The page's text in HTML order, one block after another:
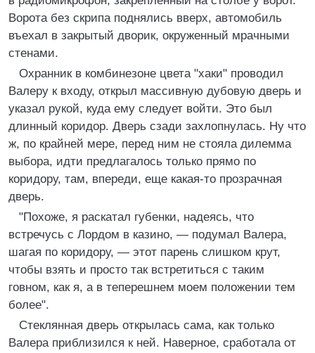
Ворота без скрипа поднялись вверх, автомобиль
въехал в закрытый дворик, окруженный мрачными
стенами.
Охранник в комбинезоне цвета "хаки" проводил
Валеру к входу, открыл массивную дубовую дверь и
указал рукой, куда ему следует войти. Это был
длинный коридор. Дверь сзади захлопнулась. Ну что
ж, по крайней мере, перед ним не стояла дилемма
выбора, идти предлагалось только прямо по
коридору, там, впереди, еще какая-то прозрачная
дверь.
"Похоже, я раскатал губенки, надеясь, что
встречусь с Лордом в казино, — подумал Валера,
шагая по коридору, — этот парень слишком крут,
чтобы взять и просто так встретиться с таким
говном, как я, а в теперешнем моем положении тем
более".
Стеклянная дверь открылась сама, как только
Валера приблизился к ней. Наверное, сработала от